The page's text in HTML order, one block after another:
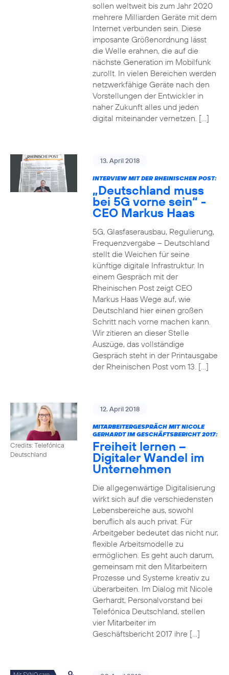
sollen weltweit bis zum Jahr 2020
mehrere Milliarden Geräte mit dem
Internet verbunden sein. Diese
imposante Größenordnung lässt
die Welle erahnen, die auf die
nächste Generation im Mobilfunk
zurollt. In vielen Bereichen werden
netzwerkfähige Geräte nach den
Vorstellungen der Entwickler in
naher Zukunft alles und jeden
digital miteinander vernetzen. […]
13. April 2018
INTERVIEW MIT DER RHEINISCHEN POST:
„Deutschland muss
bei 5G vorne sein“ -
CEO Markus Haas
5G, Glasfaserausbau, Regulierung,
Frequenzvergabe – Deutschland
stellt die Weichen für seine
künftige digitale Infrastruktur. In
einem Gespräch mit der
Rheinischen Post zeigt CEO
Markus Haas Wege auf, wie
Deutschland hier einen großen
Schritt nach vorne machen kann.
Wir zitieren an dieser Stelle
Auszüge, das vollständige
Gespräch steht in der Printausgabe
der Rheinischen Post vom 13. […]
Credits: Telefónica
Deutschland
12. April 2018
MITARBEITERGESPRÄCH MIT NICOLE
GERHARDT IM GESCHÄFTSBERICHT 2017:
Freiheit lernen –
Digitaler Wandel im
Unternehmen
Die allgegenwärtige Digitalisierung
wirkt sich auf die verschiedensten
Lebensbereiche aus, sowohl
beruflich als auch privat. Für
Arbeitgeber bedeutet das nicht nur,
flexible Arbeitsmodelle zu
ermöglichen. Es geht auch darum,
gemeinsam mit den Mitarbeitern
Prozesse und Systeme kreativ zu
überarbeiten. Im Dialog mit Nicole
Gerhardt, Personalvorstand bei
Telefónica Deutschland, stellen
vier Mitarbeiter im
Geschäftsbericht 2017 ihre […]